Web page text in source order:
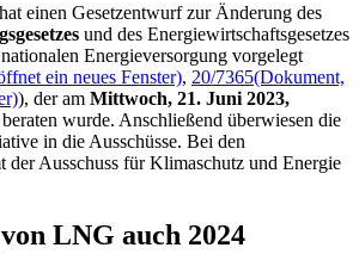
einen Gesetzentwurf zur Änderung des
und des Energiewirtschaftsgesetzes
Energieversorgung vorgelegt
ein neues Fenster), 20/7365(Dokument,
), der am Mittwoch, 21. Juni 2023,
wurde. Anschließend überwiesen die
in die Ausschüsse. Bei den
der Ausschuss für Klimaschutz und Energie
LNG auch 2024